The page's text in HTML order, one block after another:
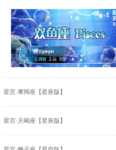
星宫·摩羯座【星座版】
星宫·天蝎座【星座版】